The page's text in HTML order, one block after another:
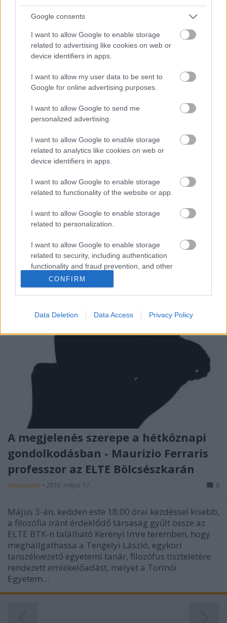
Google consents
I want to allow Google to enable storage
related to advertising like cookies on web or
device identifiers in apps.
I want to allow my user data to be sent to
Google for online advertising purposes.
I want to allow Google to send me
personalized advertising.
I want to allow Google to enable storage
related to analytics like cookies on web or
device identifiers in apps.
I want to allow Google to enable storage
related to functionality of the website or app.
I want to allow Google to enable storage
related to personalization.
I want to allow Google to enable storage
related to security, including authentication
functionality and fraud prevention, and other
user protection.
CONFIRM
Data Deletion Data Access Privacy Policy
Szép álmokat! - MittelCinemaFest
2016, Marco Bellocchio és Valerio
Mastandrea közös filmje a XIV.
Közép-európai Olasz Filmfesztiválon,
Fai bei sogni
olaszissimo•2016. november 22.
Marco Bellocchio 2016-os, olasz-francia rendezésű
azonos című önéletrajzi ihletésű regénye alapján
készült. Az érdeklődők Budapesten a 14.
MittelCinemaFesten az olaszországi premierhez
képest három napos…
A megjelenés szerepe a hétköznapi
gondolkodásban - Maurizio Ferraris
professzor az ELTE Bölcsészkarán
olaszissimo • 2016. május 17. 0
Május 3-án, kedden este 18:00 órai kezdéssel kisebb,
a filozófia iránt érdeklődő társaság gyűlt össze az
ELTE BTK-n található Kerényi Imre teremben, hogy
meghallgathassa a Tengelyi László, egykori
tanszékvezető egyetemi tanár, filozófus tiszteletére
rendezett emlékelőadást, melyet a Torinói
Egyetem…